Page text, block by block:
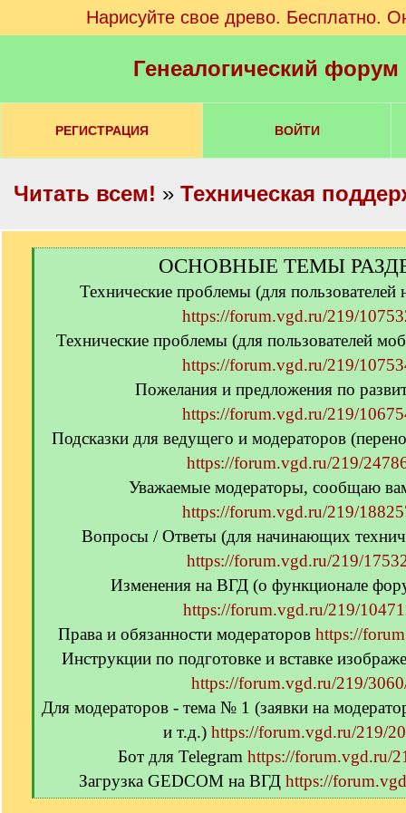
Нарисуйте свое древо. Бесплатно.
Генеалогический
РЕГИСТРАЦИЯ ВОЙТИ
Читать всем! » Техническая
ОСНОВНЫЕ ТЕМЫ
Технические проблемы (для
https://forum.vgd.ru/219/
Технические проблемы (для пользователей
https://forum.vgd.ru/219/
Пожелания и предложения по
https://forum.vgd.ru/219/
Подсказки для ведущего и модераторов
https://forum.vgd.ru/219/
Уважаемые модераторы, сообщаю
https://forum.vgd.ru/219/
Вопросы / Ответы (для начинающих
https://forum.vgd.ru/219/
Изменения на ВГД (о функционале
https://forum.vgd.ru/219/
Права и обязанности модераторов https://
Инструкции по подготовке и вставке
https://forum.vgd.ru/219/
Для модераторов - тема № 1 (заявки на
и т.д.) https://forum.vgd.ru/219/
Бот для Telegram https://forum.vgd.ru/
Загрузка GEDCOM на ВГД https://
[